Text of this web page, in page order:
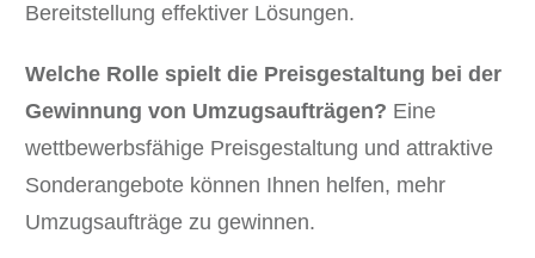
Bereitstellung effektiver Lösungen.
Welche Rolle spielt die Preisgestaltung bei der
Gewinnung von Umzugsaufträgen? Eine
wettbewerbsfähige Preisgestaltung und attraktive
Sonderangebote können Ihnen helfen, mehr
Umzugsaufträge zu gewinnen.